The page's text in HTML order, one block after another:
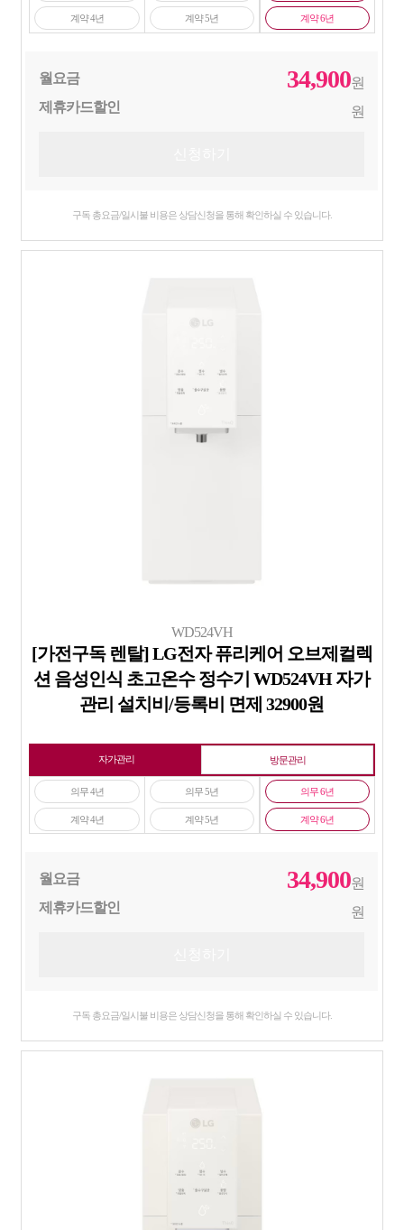
계약 4년 계약 5년 계약 6년
월요금 34,900원
제휴카드할인
원
구독 총요금/일시불 비용은 상담신청을 통해 확인하실 수 있습니다.
WD524VH
[가전구독 렌탈] LG전자 퓨리케어 오브제컬렉
션 음성인식 초고온수 정수기 WD524VH 자가
관리 설치비/등록비 면제 32900원
자가관리 방문관리
의무 4년
계약 4년
의무 5년
계약 5년
의무 6년
계약 6년
월요금 34,900원
제휴카드할인
원
구독 총요금/일시불 비용은 상담신청을 통해 확인하실 수 있습니다.